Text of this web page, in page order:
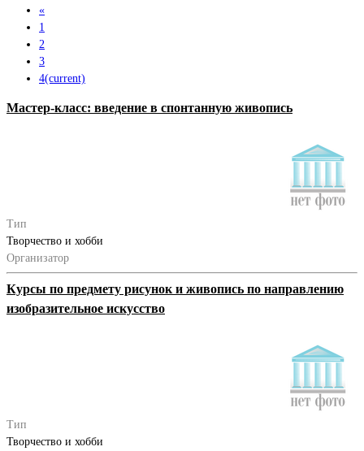
«
1
2
3
4(current)
Мастер-класс: введение в спонтанную живопись
Тип
Творчество и хобби
Организатор
Курсы по предмету рисунок и живопись по направлению
изобразительное искусство
Тип
Творчество и хобби